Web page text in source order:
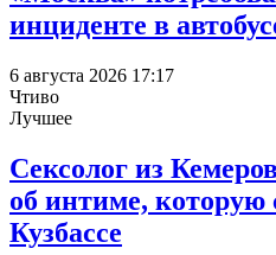
инциденте в
6 августа 2026 17:17
Чтиво
Лучшее
Сексолог из
об интиме,
Кузбассе